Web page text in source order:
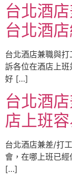
台北酒
台北酒
台北酒店兼職與
訴各位在酒店上
好 […]
台北酒
店上班
台北酒店兼差/打
會，在哪上班已
[…]